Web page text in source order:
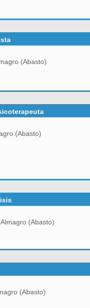
(Abasto)
(Abasto)
(Abasto)
(Abasto)